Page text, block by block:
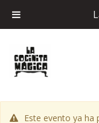
Este evento ya ha